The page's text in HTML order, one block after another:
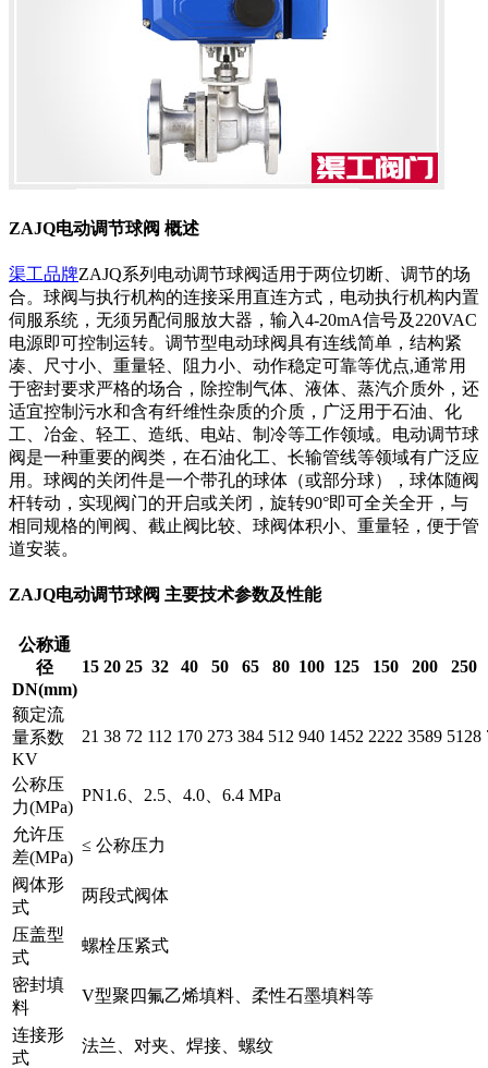
ZAJQ电动调节球阀 概述
渠工品牌ZAJQ系列电动调节球阀适用于两位切断、调节的场
合。球阀与执行机构的连接采用直连方式，电动执行机构内置
伺服系统，无须另配伺服放大器，输入4-20mA信号及220VAC
电源即可控制运转。调节型电动球阀具有连线简单，结构紧
凑、尺寸小、重量轻、阻力小、动作稳定可靠等优点,通常用
于密封要求严格的场合，除控制气体、液体、蒸汽介质外，还
适宜控制污水和含有纤维性杂质的介质，广泛用于石油、化
工、冶金、轻工、造纸、电站、制冷等工作领域。电动调节球
阀是一种重要的阀类，在石油化工、长输管线等领域有广泛应
用。球阀的关闭件是一个带孔的球体（或部分球），球体随阀
杆转动，实现阀门的开启或关闭，旋转90°即可全关全开，与
相同规格的闸阀、截止阀比较、球阀体积小、重量轻，便于管
道安装。
ZAJQ电动调节球阀 主要技术参数及性能
公称通
径
DN(mm)
15 20 25 32 40 50 65 80 100 125 150 200 250
额定流
量系数
KV
21 38 72 112 170 273 384 512 940 1452 2222 3589 5128
公称压
力(MPa)
PN1.6、2.5、4.0、6.4 MPa
允许压
差(MPa)
≤ 公称压力
阀体形
式
两段式阀体
压盖型
式
螺栓压紧式
密封填
料
V型聚四氟乙烯填料、柔性石墨填料等
连接形
式
法兰、对夹、焊接、螺纹